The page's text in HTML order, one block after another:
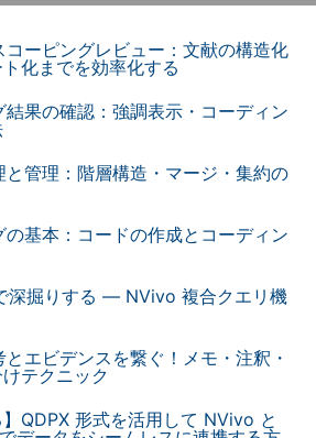
ーピングレビュー：文献の構造化
化までを効率化する
果の確認：強調表示・コーディン
管理：階層構造・マージ・集約の
基本：コードの作成とコーディン
深掘りする — NVivo 複合クエリ機
エビデンスを繋ぐ！メモ・注釈・
テクニック
】QDPX 形式を活用して NVivo と